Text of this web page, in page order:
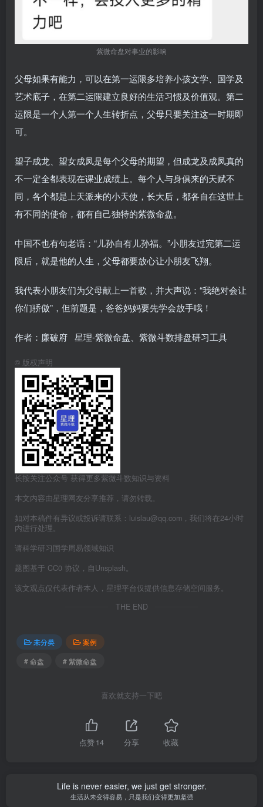
紫微命盘对事业的影响
父母如果有能力，可以在第一运限多培养小孩文学、国学及
艺术底子，在第二运限建立良好的生活习惯及价值观。第二
运限是一个人第一个人生转折点，父母只要关注这一时期即
可。
望子成龙、望女成凤是每个父母的期望，但成龙及成凤真的
不一定全都表现在课业成绩上。每个人与身俱来的天赋不
同，各个都是上天派来的小天使，长大后，都各自在这世上
有不同的使命，都有自己独特的紫微命盘。
中国不也有句老话：“儿孙自有儿孙福。”小朋友过完第二运
限后，就是他的人生，父母都要放心让小朋友飞翔。
我代表小朋友们为父母献上一首歌，并大声说：“我绝对会让
你们骄傲”，但前题是，爸爸妈妈要先学会放手哦！
作者：廉破府 星理-紫微命盘、紫微斗数排盘研习工具
© 版权声明
长按关注公众号 获得更多紫微斗数知识与资料
本文内容由星理网友分享推荐，请勿转载。
如对本稿件有异议或投诉请联系：luislau@qq.com，我们将在24小时
内进行处理。
请科学研习国学周易领域知识
题图基于 CC0 协议，自Unsplash。
该文观点仅代表作者本人，星理平台仅提供信息存储空间服务。
THE END
未分类
案例
# 命盘
# 紫微命盘
喜欢就支持一下吧
点赞14 分享 收藏
Life is never easier, we just get stronger.
生活从未变得容易，只是我们变得更加坚强